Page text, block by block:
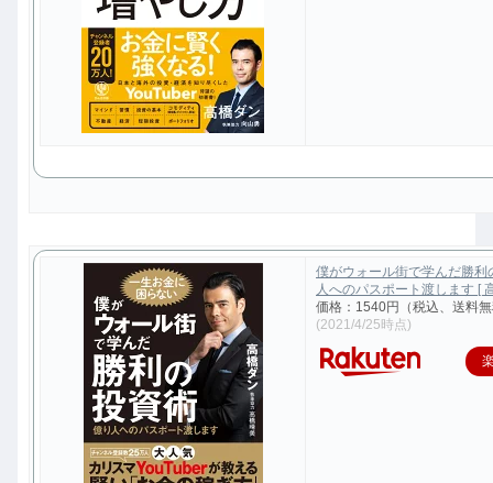
僕がウォール街で学んだ勝利
人へのパスポート渡します [
価格：1540円（税込、送料
(2021/4/25時点)